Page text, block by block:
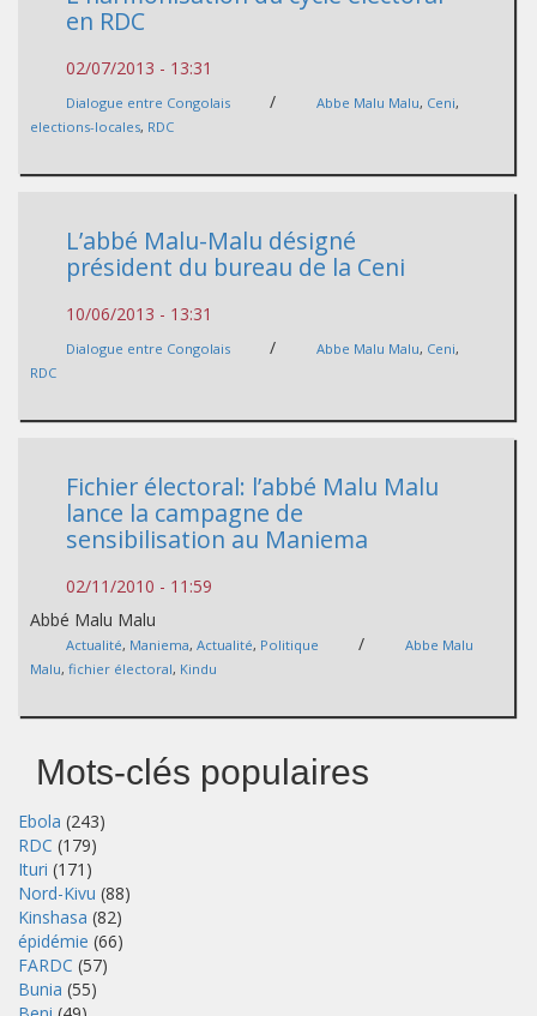
en RDC
02/07/2013 - 13:31
Dialogue entre Congolais / Abbe Malu Malu, Ceni,
elections-locales, RDC
L’abbé Malu-Malu désigné
président du bureau de la Ceni
10/06/2013 - 13:31
Dialogue entre Congolais / Abbe Malu Malu, Ceni,
RDC
Fichier électoral: l’abbé Malu Malu
lance la campagne de
sensibilisation au Maniema
02/11/2010 - 11:59
Abbé Malu Malu
Actualité, Maniema, Actualité, Politique /
Abbe Malu
Malu, fichier électoral, Kindu
Mots-clés populaires
Ebola (243)
RDC (179)
Ituri (171)
Nord-Kivu (88)
Kinshasa (82)
épidémie (66)
FARDC (57)
Bunia (55)